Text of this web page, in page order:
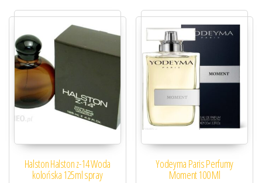
Halston Halston z-14 Woda
kolońska 125ml spray
Yodeyma Paris Perfumy
Moment 100 Ml